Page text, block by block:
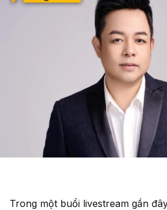
Trong một buổi livestream gần